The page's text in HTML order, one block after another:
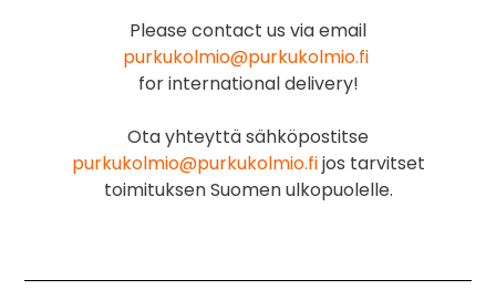
Please contact us via email
purkukolmio@purkukolmio.fi
for international delivery!
Ota yhteyttä sähköpostitse
purkukolmio@purkukolmio.fijos tarvitset
toimituksen Suomen ulkopuolelle.